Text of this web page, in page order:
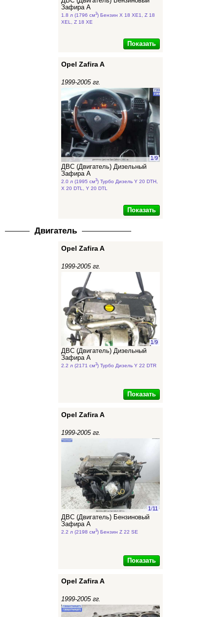
Зафира А
1.8 л (1796 см3) Бензин X 18 XE1, Z 18
XEL, Z 18 XE
Показать
Opel Zafira A
1999-2005 гг.
1/9
ДВС (Двигатель) Дизельный
Зафира А
2.0 л (1995 см3) Турбо Дизель Y 20 DTH,
X 20 DTL, Y 20 DTL
Показать
Двигатель
Opel Zafira A
1999-2005 гг.
1/9
ДВС (Двигатель) Дизельный
Зафира А
2.2 л (2171 см3) Турбо Дизель Y 22 DTR
Показать
Opel Zafira A
1999-2005 гг.
1/11
ДВС (Двигатель) Бензиновый
Зафира А
2.2 л (2198 см3) Бензин Z 22 SE
Показать
Opel Zafira A
1999-2005 гг.